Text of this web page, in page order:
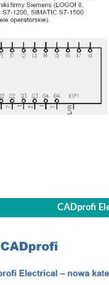
CADprofi